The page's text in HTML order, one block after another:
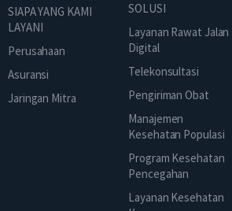
SIAPA YANG KAMI
LAYANI
Perusahaan
Asuransi
Jaringan Mitra
SOLUSI
Layanan Rawat Jalan
Digital
Telekonsultasi
Pengiriman Obat
Manajemen
Kesehatan Populasi
Program Kesehatan
Pencegahan
Layanan Kesehatan